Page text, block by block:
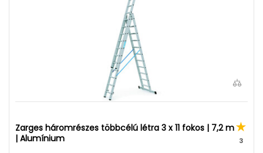
Zarges háromrészes többcélú létra 3 x 11 fokos | 7,2 m
| Alumínium
3